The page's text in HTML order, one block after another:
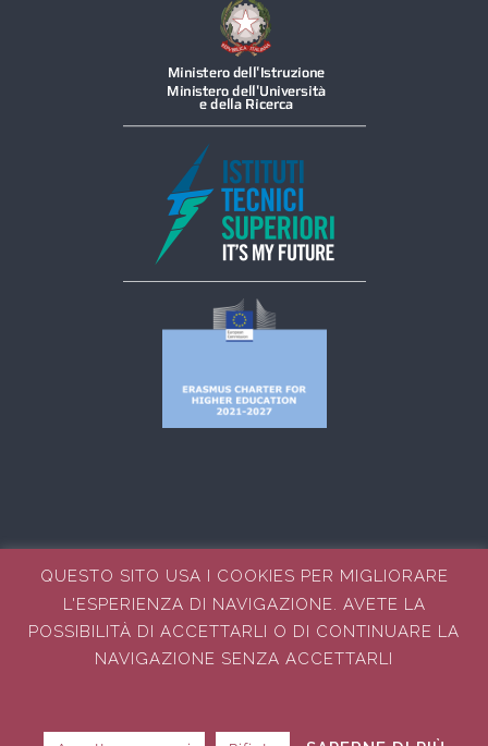
© COPYRIGHT 2023 - 2025 | ITS ALESSANDRO VOLTA
NUOVE TECNOLOGIE DELLA VITA DI PALERMO
® TUTTI I DIRITTI RISERVATI | REALIZZAZIONE SITO
AREA COMUNICAZIONEITS A.VOLTA PALERMO
QUESTO SITO USA I COOKIES PER MIGLIORARE
L'ESPERIENZA DI NAVIGAZIONE. AVETE LA
POSSIBILITÀ DI ACCETTARLI O DI CONTINUARE LA
NAVIGAZIONE SENZA ACCETTARLI